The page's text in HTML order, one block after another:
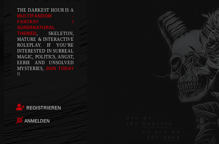
THE DARKEST HOUR IS A
MULTIFANDOM -
FANTASY /
SUPERNATURAL
THEMED, SKELETON,
MATURE & INTERACTIVE
ROLEPLAY. IF YOU’RE
INTERESTED IN SURREAL
MAGIC, POLITICS, ANGST,
EERIE AND UNSOLVED
MYSTERIES, JOIN TODAY
!!
REGISTRIEREN
ANMELDEN